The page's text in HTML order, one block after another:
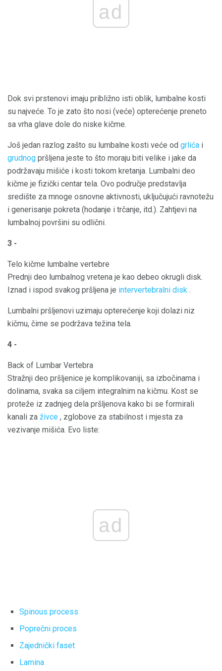
ad
Dok svi prstenovi imaju približno isti oblik, lumbalne kosti
su najveće. To je zato što nosi (veće) opterećenje preneto
sa vrha glave dole do niske kičme.
Još jedan razlog zašto su lumbalne kosti veće od grlića i
grudnog pršljena jeste to što moraju biti velike i jake da
podržavaju mišiće i kosti tokom kretanja. Lumbalni deo
kičme je fizički centar tela. Ovo područje predstavlja
središte za mnoge osnovne aktivnosti, uključujući ravnotežu
i generisanje pokreta (hodanje i trčanje, itd.). Zahtjevi na
lumbalnoj površini su odlični.
3 -
Telo kičme lumbalne vertebre
Prednji deo lumbalnog vretena je kao debeo okrugli disk.
Iznad i ispod svakog pršljena je intervertebralni disk .
Lumbalni pršljenovi uzimaju opterećenje koji dolazi niz
kičmu, čime se podržava težina tela.
4 -
Back of Lumbar Vertebra
Stražnji deo pršljenice je komplikovaniji, sa izbočinama i
dolinama, svaka sa ciljem integralnim na kičmu. Kost se
proteže iz zadnjeg dela pršljenova kako bi se formirali
kanali za živce , zglobove za stabilnost i mjesta za
vezivanje mišića. Evo liste:
ad
Spinous process
Poprečni proces
Zajednički faset
Lamina